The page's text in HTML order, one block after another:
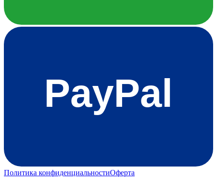
PayPal
Политика конфиденциальностиОферта